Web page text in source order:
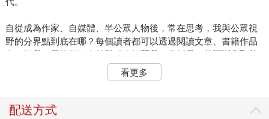
自從成為作家、自媒體、半公眾人物後，常在思考，我與公眾視
野的分界點到底在哪？每個讀者都可以透過閱讀文章、書籍作品
來了解我，用他們個人的觀點來解釋我，分析我，甚至斷章取義
的評斷我。而我能做的，只能一再地公開，用寫作、解釋、回
覆。有些問題，他講第一句，我就能猜測接下來出對方要問什
看更多
配送方式